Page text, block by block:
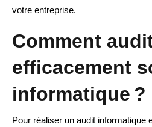
votre entreprise.
Comment
efficacement
informatique ?
Pour réaliser un audit informatique